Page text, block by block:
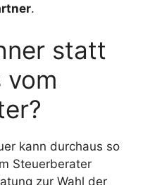
.
statt
vom
kann durchaus so
Steuerberater
zur Wahl der